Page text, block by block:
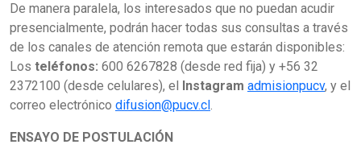
De manera paralela, los interesados que no puedan acudir
presencialmente, podrán hacer todas sus consultas a través
de los canales de atención remota que estarán disponibles:
Los teléfonos: 600 6267828 (desde red fija) y +56 32
2372100 (desde celulares), el
Instagram admisionpucv, y el
correo electrónico difusion@pucv.cl .
ENSAYO DE POSTULACIÓN